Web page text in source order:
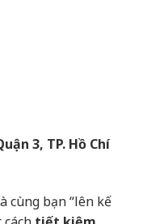
3, TP. Hồ Chí
cùng bạn “lên kế